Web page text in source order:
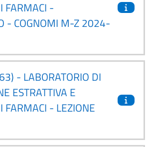
FARMACI -
- COGNOMI M-Z 2024-
- LABORATORIO DI
ESTRATTIVA E
FARMACI - LEZIONE